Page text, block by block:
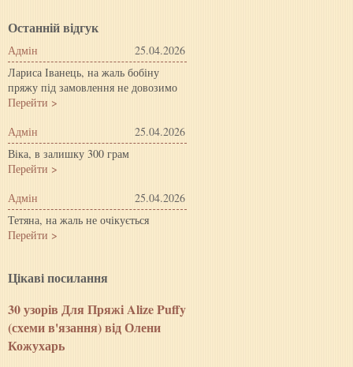
Останній відгук
Адмін
25.04.2026
Лариса Іванець, на жаль бобіну
пряжу під замовлення не довозимо
Перейти >
Адмін
25.04.2026
Віка, в залишку 300 грам
Перейти >
Адмін
25.04.2026
Тетяна, на жаль не очікується
Перейти >
Цiкавi посилання
30 узорів Для Пряжі Alize Puffy
(схеми в'язання) від Олени
Кожухарь